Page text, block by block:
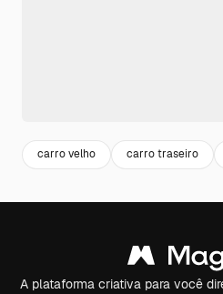
carro velho carro traseiro
A plataforma criativa para você